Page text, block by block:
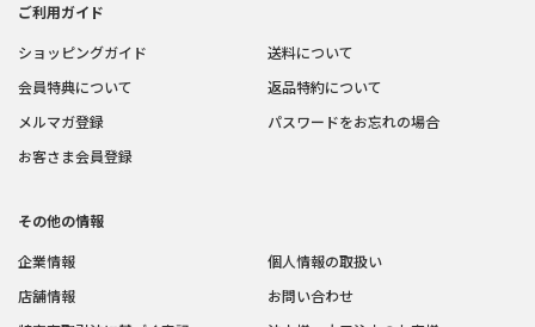
ご利用ガイド
ショッピングガイド
会員特典について
メルマガ登録
お客さま会員登録
送料について
返品特約について
パスワードをお忘れの場合
その他の情報
企業情報
店舗情報
個人情報の取扱い
お問い合わせ